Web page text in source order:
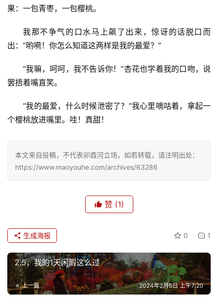
登录
果：一包青枣，一包樱桃。
我那不争气的口水马上飙了出来，惊讶的话脱口而
出：”哟嗬！你怎么知道这两样是我的最爱？”
“我嘛，呵呵，我不告诉你！”杏花也学着我的口吻，说
罢捂着嘴直笑。
“我的最爱，什么时候泄密了？”我心里嘀咕着，拿起一
个樱桃放进嘴里。哇！真甜！
本文来自投稿，不代表卯酉河立场，如若转载，请注明出处：
https://www.maoyouhe.com/archives/63286
赞 (1)
0 1
生成海报
2.5，我的1天闲暇这么过
上一篇 2024年2月6日 上午7:20